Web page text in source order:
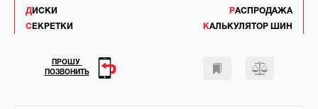
ДИСКИ
СЕКРЕТКИ
РАСПРОДАЖА
КАЛЬКУЛЯТОР ШИН
ПРОШУ
ПОЗВОНИТЬ